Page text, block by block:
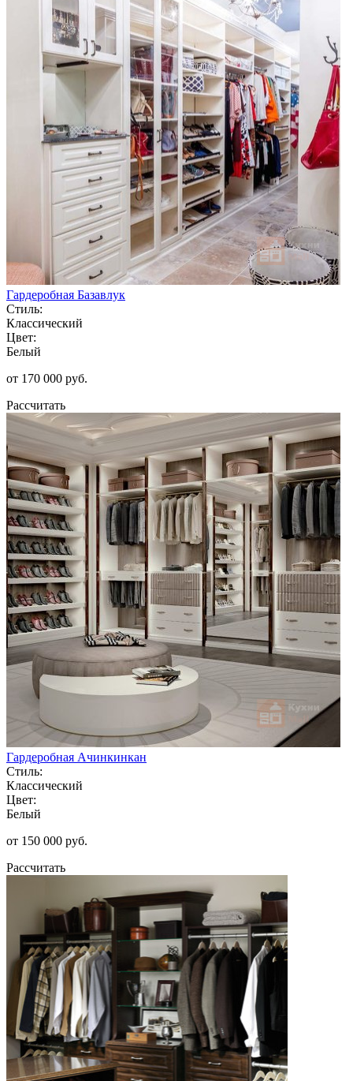
Гардеробная Базавлук
Стиль:
Классический
Цвет:
Белый
от 170 000 руб.
Рассчитать
Гардеробная Ачинкинкан
Стиль:
Классический
Цвет:
Белый
от 150 000 руб.
Рассчитать